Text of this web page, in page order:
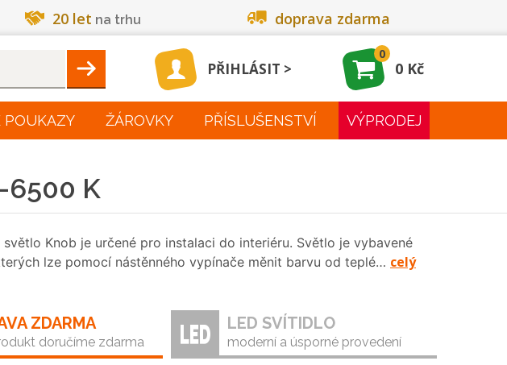
20 let na trhu doprava zdarma
Hleadat PŘIHLÁSIT
0
0 Kč
POUKAZY ŽÁROVKY PŘÍSLUŠENSTVÍ VÝPRODEJ
6500 K
světlo Knob je určené pro instalaci do interiéru. Světlo je vybavené
lze pomocí nástěnného vypínače měnit barvu od teplé… celý
ZDARMA
doručíme zdarma
LED SVÍTIDLO
moderní a úsporné provedení